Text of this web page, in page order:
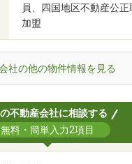
員、四国地区不動産公正
加盟
社の他の物件情報を見る
不動産会社に相談する
無料・簡単入力2項目